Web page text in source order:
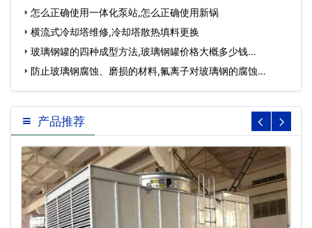
怎么正确使用一体化泵站,怎么正确使用新锅
横流式冷却塔维修,冷却塔散热填料更换
玻璃钢罐的四种成型方法,玻璃钢罐价格大概多少钱…
防止玻璃钢腐蚀、磨损的材料,氟离子对玻璃钢的腐蚀…
产品推荐